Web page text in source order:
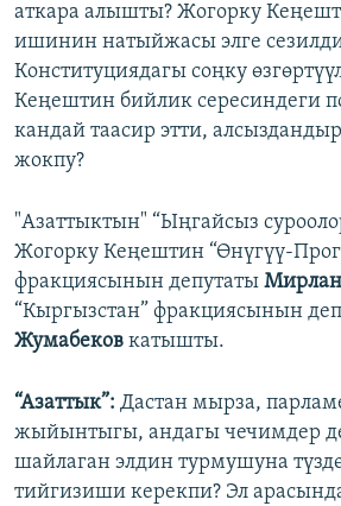
аткара алышты? Жогорку
ишинин натыйжасы элге
Конституциядагы соңку
Кеңештин бийлик сересиндеги
кандай таасир этти,
жокпу?
"Азаттыктын" “Ыңгайсыз
Жогорку Кеңештин “Өнүгүү-
фракциясынын депутаты
“Кыргызстан” фракциясынын
Жумабеков катышты.
“Азаттык”: Дастан мырза,
жыйынтыгы, андагы чечимдер
шайлаган элдин турмушуна
тийгизиши керекпи? Эл